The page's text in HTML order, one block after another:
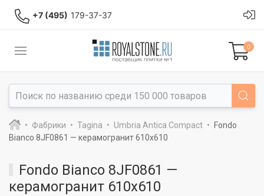
+7 (495) 179-37-37
0
Фабрики Tagina Umbria Antica Compact
Fondo
Bianco 8JF0861 — керамогранит 610x610
Fondo Bianco 8JF0861 —
керамогранит 610x610